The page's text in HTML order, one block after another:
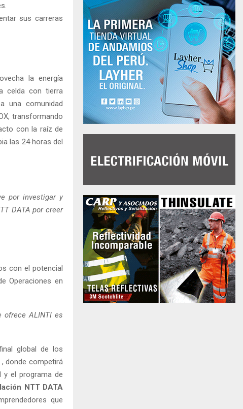
sus carreras
la energía
celda con tierra
una comunidad
transformando
con la raíz de
las 24 horas del
por investigar y
DATA por creer
con el potencial
Operaciones en
ofrece ALINTI es
global de los
, donde competirá
y el programa de
NTT DATA
que